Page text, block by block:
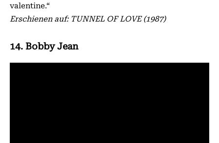
valentine.“
Erschienen auf: TUNNEL OF LOVE (1987)
14. Bobby Jean